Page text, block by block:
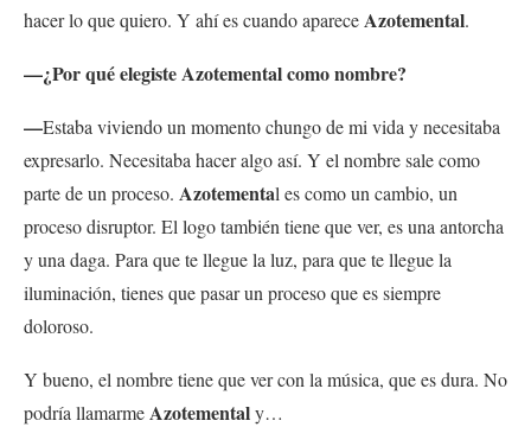
hacer lo que quiero. Y ahí es cuando apareceAzotemental.
—¿Por qué elegiste Azotemental como nombre?
—Estaba viviendo un momento chungo de mi vida y necesitaba
expresarlo. Necesitaba hacer algo así. Y el nombre sale como
parte de un proceso. Azotemental es como un cambio, un
proceso disruptor. El logo también tiene que ver, es una antorcha
y una daga. Para que te llegue la luz, para que te llegue la
iluminación, tienes que pasar un proceso que es siempre
doloroso.
Y bueno, el nombre tiene que ver con la música, que es dura. No
podría llamarmeAzotementaly…